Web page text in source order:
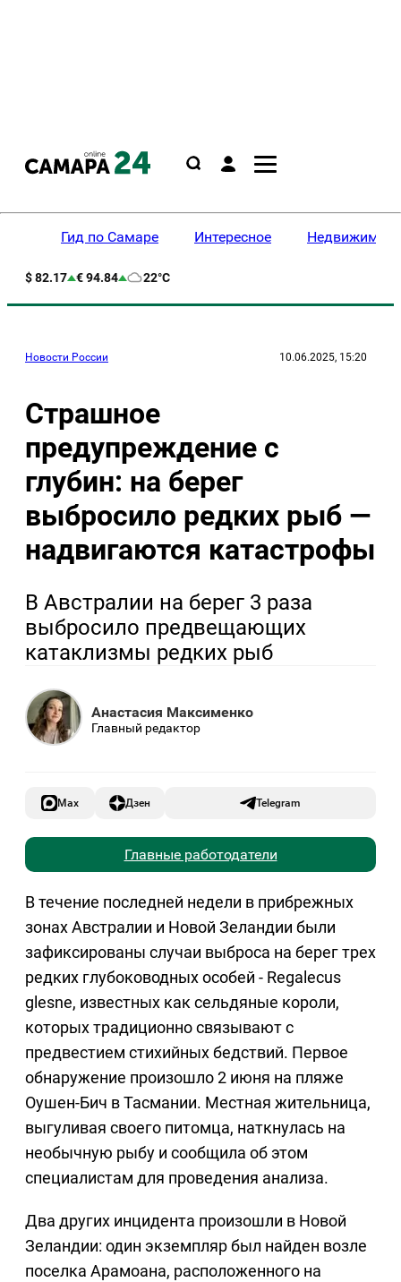
Гид по Самаре Интересное
$ 82.17 € 94.84 22°C
Новости России 10.06.2025, 15:20
Страшное
предупреждение с
глубин: на берег
выбросило редких рыб —
надвигаются катастрофы
В Австралии на берег 3 раза
выбросило предвещающих
катаклизмы редких рыб
Анастасия Максименко
Главный редактор
Max Дзен Telegram
Главные работодатели
В течение последней недели в прибрежных
зонах Австралии и Новой Зеландии были
зафиксированы случаи выброса на берег трех
редких глубоководных особей - Regalecus
glesne, известных как сельдяные короли,
которых традиционно связывают с
предвестием стихийных бедствий. Первое
обнаружение произошло 2 июня на пляже
Оушен-Бич в Тасмании. Местная жительница,
выгуливая своего питомца, наткнулась на
необычную рыбу и сообщила об этом
специалистам для проведения анализа.
Два других инцидента произошли в Новой
Зеландии: один экземпляр был найден возле
поселка Арамоана, расположенного на